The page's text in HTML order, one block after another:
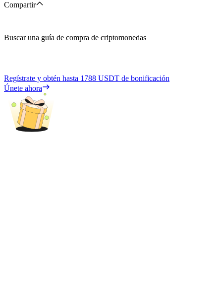
Compartir
Buscar una guía de compra de criptomonedas
Regístrate y obtén hasta 1788 USDT de bonificación
Únete ahora